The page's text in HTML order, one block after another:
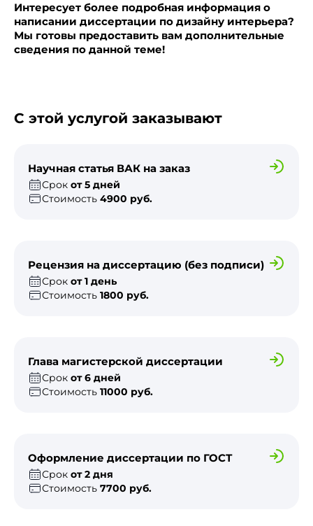
Интересует более подробная информация о
написании диссертации по дизайну интерьера?
Мы готовы предоставить вам дополнительные
сведения по данной теме!
С этой услугой заказывают
Научная статья ВАК на заказ
Срок от 5 дней
Стоимость 4900 руб.
Рецензия на диссертацию (без подписи)
Срок от 1 день
Стоимость 1800 руб.
Глава магистерской диссертации
Срок от 6 дней
Стоимость 11000 руб.
Оформление диссертации по ГОСТ
Срок от 2 дня
Стоимость 7700 руб.